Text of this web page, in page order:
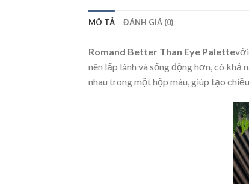
MÔ TẢ ĐÁNH GIÁ (0)
Romand Better Than Eye Palettevới
nên lấp lánh và sống động hơn, có khả
nhau trong một hộp màu, giúp tạo